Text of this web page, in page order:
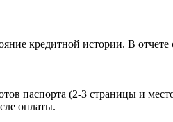
кредитной истории. В
паспорта (2-3 страницы и
оплаты.